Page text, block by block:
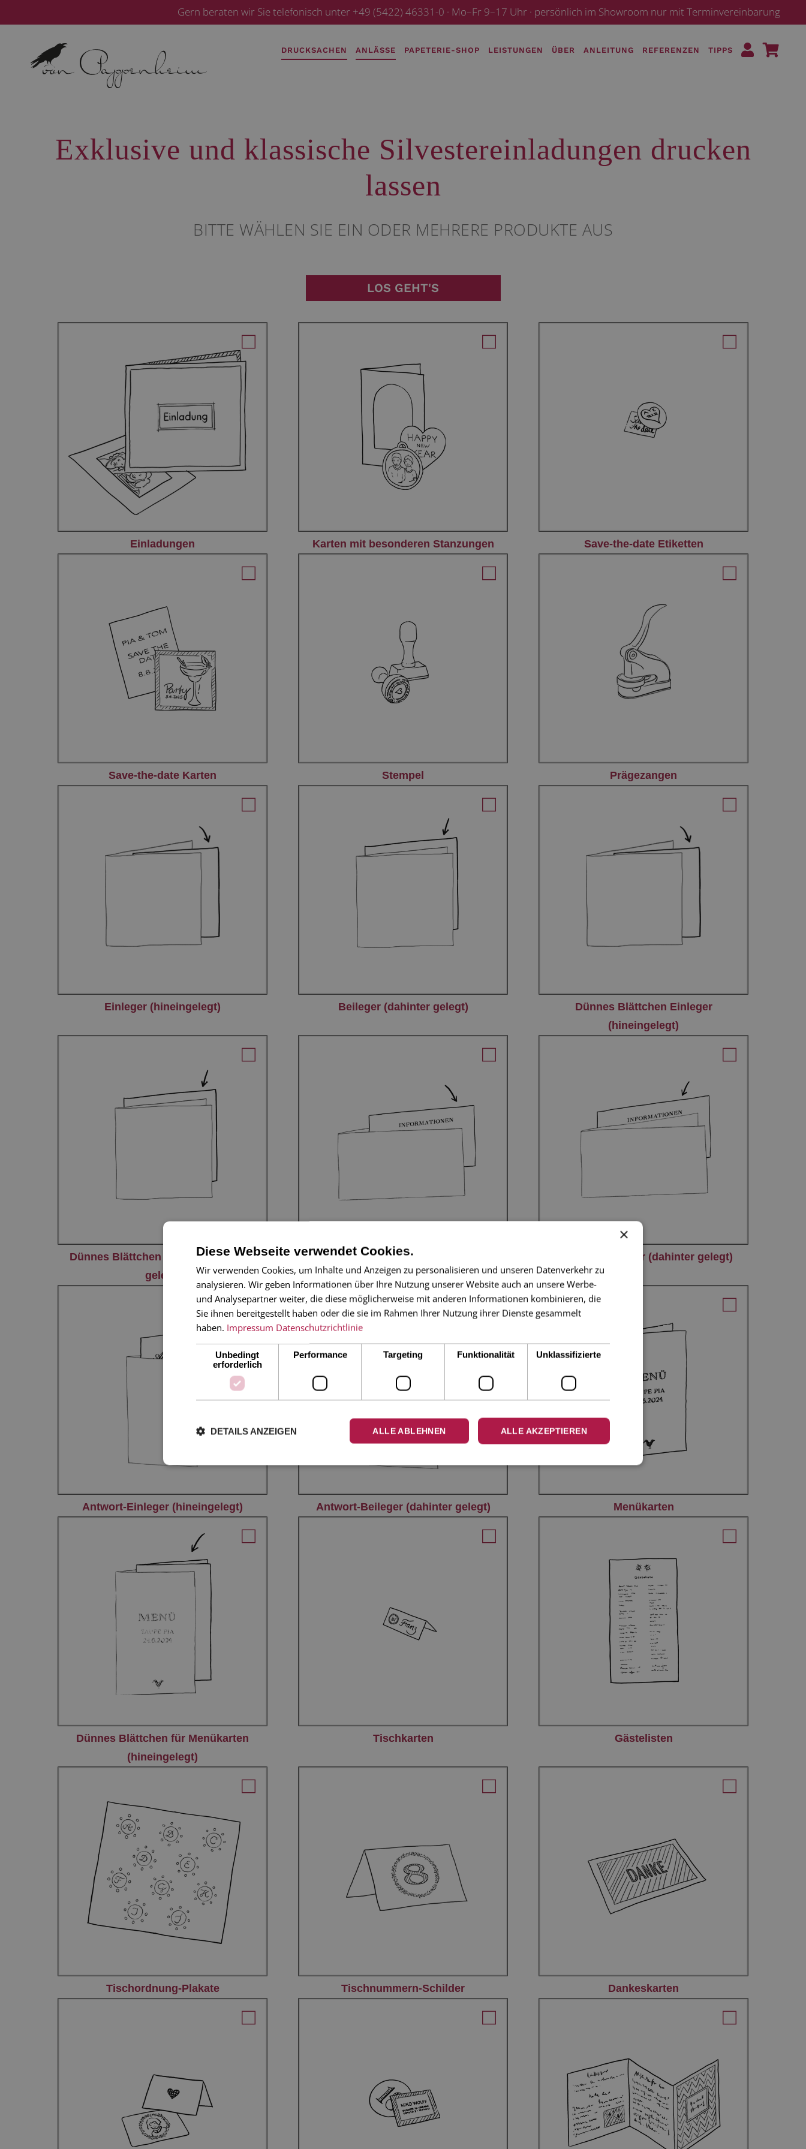
Inhalt
Gern beraten wir Sie telefonisch unter +49 (5422) 46331-0 · Mo–Fr 9–17 Uhr · persönlich im Showroom nur mit Terminvereinbarung
DRUCKSACHEN ANLÄSSE PAPETERIE-SHOP LEISTUNGEN ÜBER ANLEITUNG REFERENZEN TIPPS
Exklusive und klassische Silvestereinladungen drucken
lassen
BITTE WÄHLEN SIE EIN ODER MEHRERE PRODUKTE AUS
LOS GEHT'S
Einladungen Karten mit besonderen Stanzungen Save-the-date Etiketten
Save-the-date Karten Stempel Prägezangen
Einleger (hineingelegt) Beileger (dahinter gelegt)
Dünnes Blättchen Einleger
(hineingelegt)
Dünnes Blättchen Beileger (dahinter
gelegt)
Infokarte Einleger (hineingelegt) Infokarte Beileger (dahinter gelegt)
Antwort-Einleger (hineingelegt) Antwort-Beileger (dahinter gelegt) Menükarten
Dünnes Blättchen für Menükarten
(hineingelegt)
Tischkarten Gästelisten
Tischordnung-Plakate Tischnummern-Schilder Dankeskarten
×
Diese Webseite verwendet Cookies.
Wir verwenden Cookies, um Inhalte und Anzeigen zu personalisieren und unseren Datenverkehr zu
analysieren. Wir geben Informationen über Ihre Nutzung unserer Website auch an unsere Werbe-
und Analysepartner weiter, die diese möglicherweise mit anderen Informationen kombinieren, die
Sie ihnen bereitgestellt haben oder die sie im Rahmen Ihrer Nutzung ihrer Dienste gesammelt
haben. Impressum Datenschutzrichtlinie
Unbedingt
erforderlich
Performance Targeting Funktionalität Unklassifizierte
ALLE AKZEPTIEREN
ALLE ABLEHNEN
DETAILS ANZEIGEN